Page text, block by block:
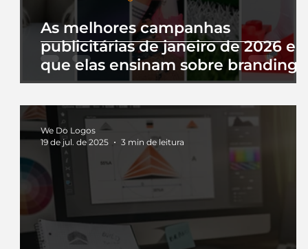
As melhores campanhas
publicitárias de janeiro de 2026 e
que elas ensinam sobre branding
We Do Logos
19 de jul. de 2025
3 min de leitura